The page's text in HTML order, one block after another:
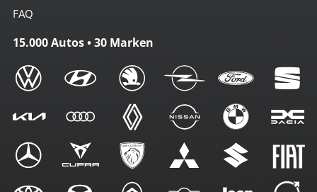
FAQ
15.000 Autos • 30 Marken